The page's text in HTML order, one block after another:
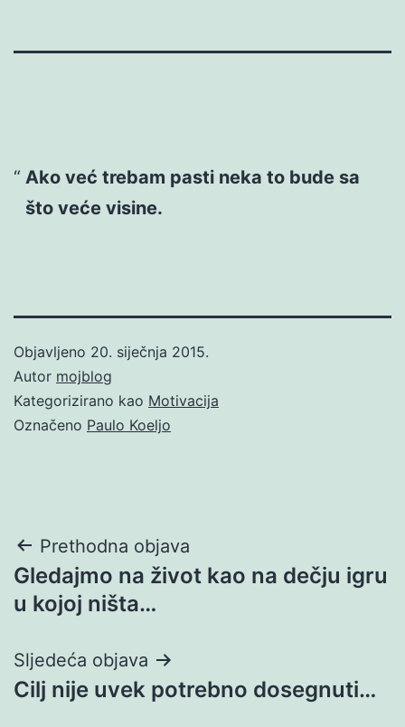
Ako već trebam pasti neka to bude sa
što veće visine.
Objavljeno 20. siječnja 2015.
Autor mojblog
Kategorizirano kao Motivacija
Označeno Paulo Koeljo
Navigacija
objava
Prethodna objava
Gledajmo na život kao na dečju igru
u kojoj ništa…
Sljedeća objava
Cilj nije uvek potrebno dosegnuti…